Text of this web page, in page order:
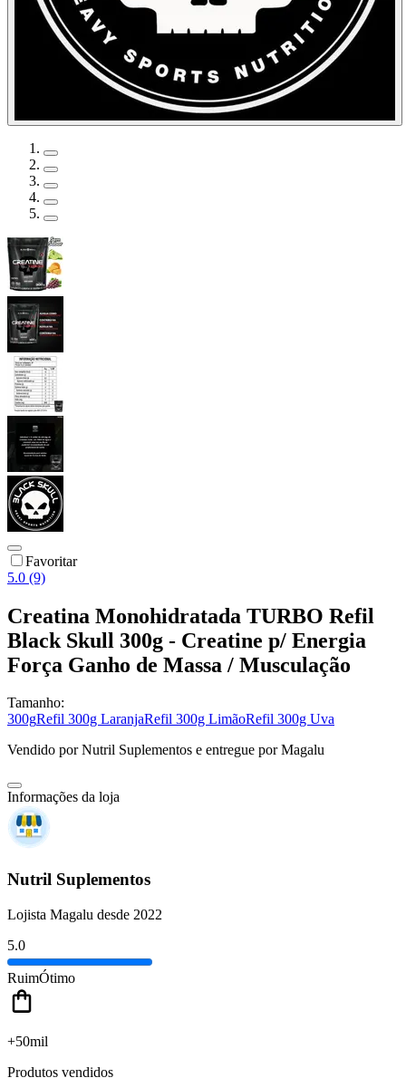
Favoritar
5.0 (9)
Creatina Monohidratada TURBO Refil
Black Skull 300g - Creatine p/ Energia
Força Ganho de Massa / Musculação
Tamanho:
300gRefil 300g LaranjaRefil 300g LimãoRefil 300g Uva
Vendido porNutril Suplementos e entregue por Magalu
Informações da loja
Nutril Suplementos
Lojista Magalu desde 2022
5.0
RuimÓtimo
+50mil
Produtos vendidos